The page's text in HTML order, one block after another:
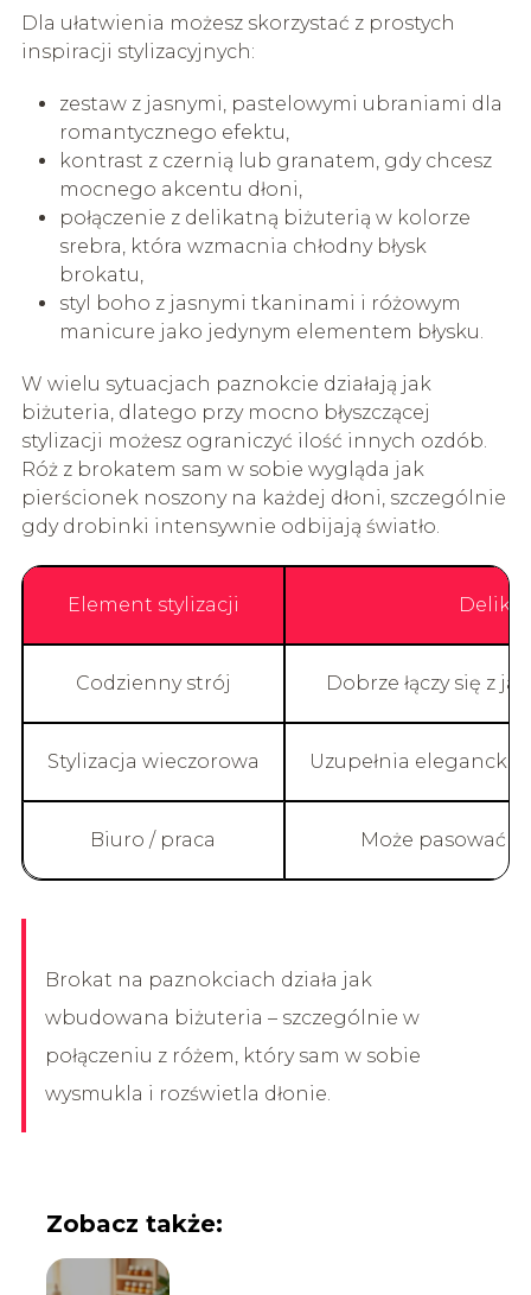
Dla ułatwienia możesz skorzystać z prostych
inspiracji stylizacyjnych:
zestaw z jasnymi, pastelowymi ubraniami dla
romantycznego efektu,
kontrast z czernią lub granatem, gdy chcesz
mocnego akcentu dłoni,
połączenie z delikatną biżuterią w kolorze
srebra, która wzmacnia chłodny błysk
brokatu,
styl boho z jasnymi tkaninami i różowym
manicure jako jedynym elementem błysku.
W wielu sytuacjach paznokcie działają jak
biżuteria, dlatego przy mocno błyszczącej
stylizacji możesz ograniczyć ilość innych ozdób.
Róż z brokatem sam w sobie wygląda jak
pierścionek noszony na każdej dłoni, szczególnie
gdy drobinki intensywnie odbijają światło.
Element stylizacji
Codzienny strój Dobrze łączy się z
Stylizacja wieczorowa Uzupełnia elegancką
Biuro / praca Może pasować
Brokat na paznokciach działa jak
wbudowana biżuteria – szczególnie w
połączeniu z różem, który sam w sobie
wysmukla i rozświetla dłonie.
Zobacz także: